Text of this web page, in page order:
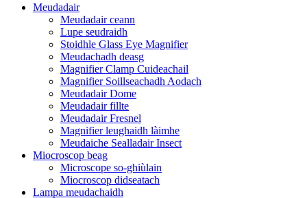
Meudadair
Meudadair ceann
Lupe seudraidh
Stoidhle Glass Eye Magnifier
Meudachadh deasg
Magnifier Clamp Cuideachail
Magnifier Soillseachadh Aodach
Meudadair Dome
Meudadair fillte
Meudadair Fresnel
Magnifier leughaidh làimhe
Meudaiche Sealladair Insect
Miocroscop beag
Microscope so-ghiùlain
Miocroscop didseatach
Lampa meudachaidh